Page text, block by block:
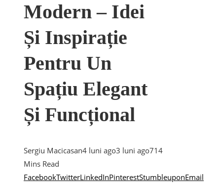
Modern – Idei
Și Inspirație
Pentru Un
Spațiu Elegant
Și Funcțional
Sergiu Macicasan4 luni ago3 luni ago714
Mins Read
FacebookTwitterLinkedInPinterestStumbleuponEmail